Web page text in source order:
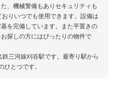
、機械警備もありセキュリティも
りいつでも使用できます。設備は
を完備しています。また平置きの
探しの方にはぴったりの物件で
三河線刈谷駅です。最寄り駅から
ひとつです。